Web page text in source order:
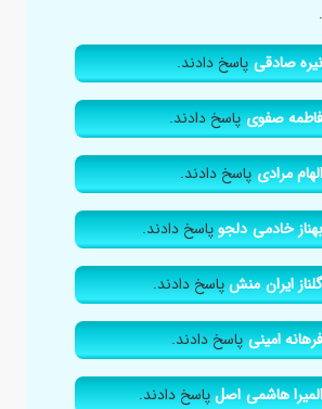
صادقیپاسخ دادند.
فاطمه صفویپاسخ دادند.
مرادیپاسخ دادند.
خادمی دلجوپاسخ دادند.
ایران منشپاسخ دادند.
امینیپاسخ دادند.
هاشمی اصلپاسخ دادند.